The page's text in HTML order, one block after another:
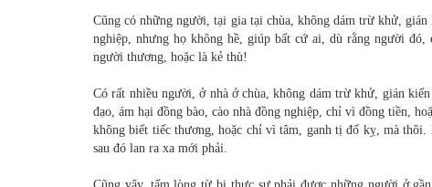
Cũng có những người, tại gia tại chùa, không dám trừ khử,
nghiệp, nhưng họ không hề, giúp bất cứ ai, dù rằng người
người thương, hoặc là kẻ thù!
Có rất nhiều người, ở nhà ở chùa, không dám trừ khử, gián
đạo, ám hại đồng bào, cào nhà đồng nghiệp, chỉ vì đồng tiền,
không biết tiếc thương, hoặc chỉ vì tâm, ganh tị đố kỵ, mà
sau đó lan ra xa mới phải.